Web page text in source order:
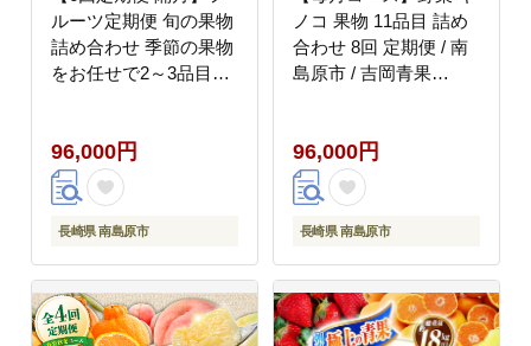
ルーツ定期便 旬の果物
詰め合わせ 季節の果物
をお任せで2～3品目お
ーツ 秋フルーツ 冬フル
ーツ / 南島原市 / 吉岡
青果 [SCZ016]
96,000円
長崎県 南島原市
ノコ 果物 11品目 詰め
合わせ 8回 定期便 / 南
島原市 / 吉岡青果
96,000円
長崎県 南島原市